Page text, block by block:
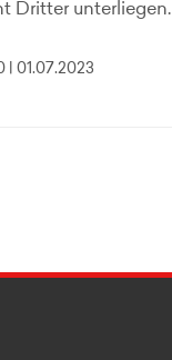
Dritter unterliegen.
| 01.07.2023